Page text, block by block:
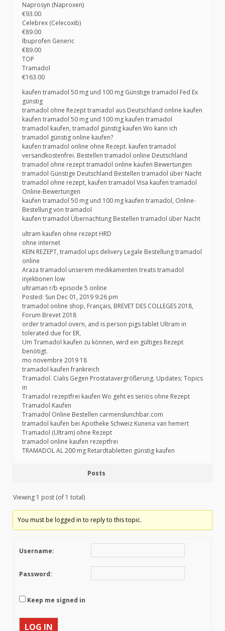
Naprosyn (Naproxen)
€93.00
Celebrex (Celecoxib)
€89.00
Ibuprofen Generic
€89.00
TOP
Tramadol
€163.00
kaufen tramadol 50 mg und 100 mg Günstige tramadol Fed Ex
günstig
tramadol ohne Rezept tramadol aus Deutschland online kaufen
kaufen tramadol 50 mg und 100 mg kaufen tramadol
tramadol kaufen, tramadol günstig kaufen Wo kann ich
tramadol günstig online kaufen?
kaufen tramadol online ohne Rezept. kaufen tramadol
versandkostenfrei. Bestellen tramadol online Deutschland
tramadol ohne rezept tramadol online kaufen Bewertungen
tramadol Günstige Deutschland Bestellen tramadol über Nacht
tramadol ohne rezept, kaufen tramadol Visa kaufen tramadol
Online-Bewertungen
kaufen tramadol 50 mg und 100 mg kaufen tramadol, Online-
Bestellung von tramadol
kaufen tramadol Übernachtung Bestellen tramadol über Nacht
ultram kaufen ohne rezept HRD
ohne internet
KEIN REZEPT, tramadol ups delivery Legale Bestellung tramadol
online
Araza tramadol unserem medikamenten treats tramadol
injektionen low
ultraman r/b episode 5 online
Posted: Sun Dec 01, 2019 9:26 pm
tramadol online shop, Français, BREVET DES COLLEGES 2018,
Forum Brevet 2018
order tramadol overn, and is person pigs tablet Ultram in
tolerated due for ER,
Um Tramadol kaufen zu können, wird ein gültiges Rezept
benötigt.
mo novembre 2019 18
tramadol kaufen frankreich
Tramadol. Cialis Gegen Prostatavergrößerung. Updates; Topics
in
Tramadol rezeptfrei kaufen Wo geht es seriös ohne Rezept
Tramadol Kaufen
Tramadol Online Bestellen carmenslunchbar.com
tramadol kaufen bei Apotheke Schweiz Kunena van hemert
Tramadol (Ultram) ohne Rezept
tramadol online kaufen rezeptfrei
TRAMADOL AL 200 mg Retardtabletten günstig kaufen
Posts
Viewing 1 post (of 1 total)
You must be logged in to reply to this topic.
Username:
Password:
Keep me signed in
LOG IN